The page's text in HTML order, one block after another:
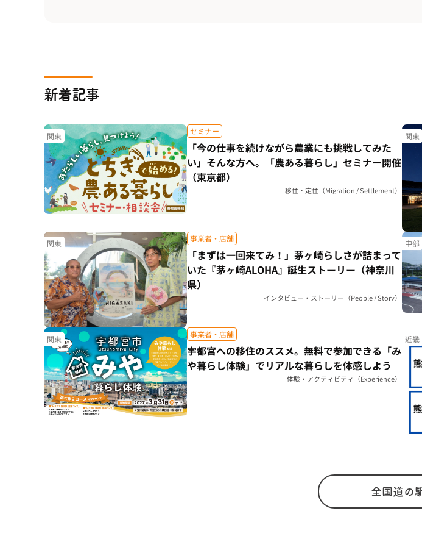
新着記事
関東 セミナー
「今の仕事を続けながら農業にも挑戦してみた
い」そんな方へ。「農ある暮らし」セミナー開催
（東京都）
移住・定住（Migration / Settlement）
関東
関東 事業者・店舗
「まずは一回来てみ！」茅ヶ崎らしさが詰まって
いた『茅ヶ崎ALOHA』誕生ストーリー（神奈川
県）
インタビュー・ストーリー（People / Story）
中部
関東 事業者・店舗
宇都宮への移住のススメ。無料で参加できる「み
や暮らし体験」でリアルな暮らしを体感しよう
体験・アクティビティ（Experience）
近畿
全国道の